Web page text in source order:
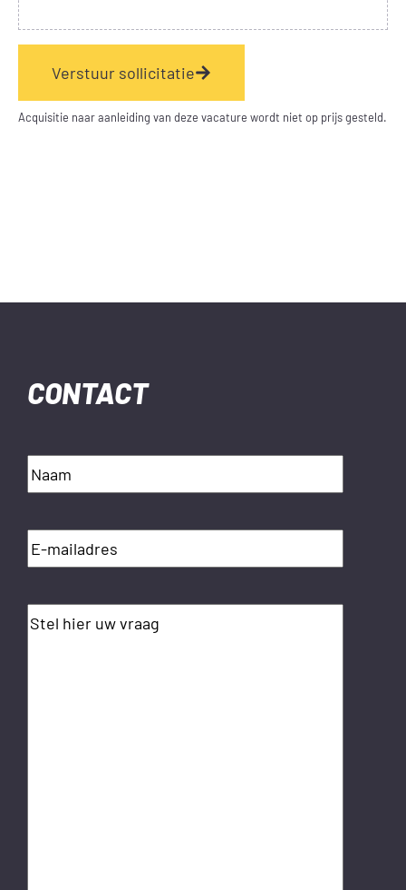
Verstuur sollicitatie
Acquisitie naar aanleiding van deze vacature wordt niet op prijs gesteld.
CONTACT
Naam
E-
Wat